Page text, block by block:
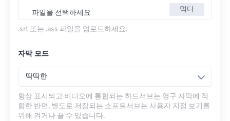
파일을 선택하세요 먹다
.srt 또는 .ass 파일을 업로드하세요.
자막 모드
딱딱한
항상 표시되고 비디오에 통합되는 하드서브는 영구 자막에 적
합한 반면, 별도로 저장되는 소프트서브는 사용자 지정 보기를
위해 켜거나 끌 수 있습니다.